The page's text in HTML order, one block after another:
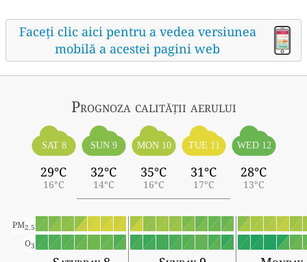
Faceți clic aici pentru a vedea versiunea
mobilă a acestei pagini web
Prognoza calității aerului
SAT 8
29°C
16°C
SUN 9
32°C
14°C
MON 10
35°C
16°C
TUE 11
31°C
17°C
WED 12
28°C
13°C
PM2.5
O3